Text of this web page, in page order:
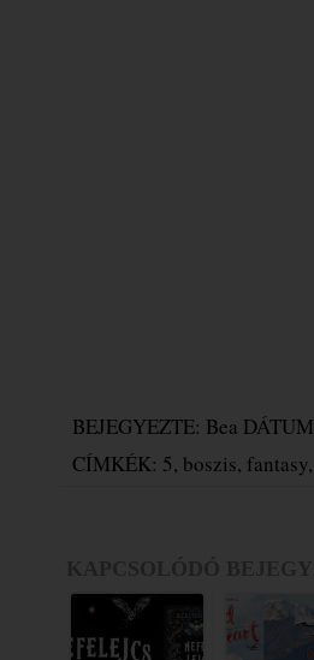
BEJEGYEZTE: Bea
CÍMKÉK: 5, boszis, fantasy,